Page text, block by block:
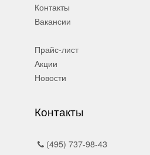
Контакты
Вакансии
Прайс-лист
Акции
Новости
Контакты
(495) 737-98-43